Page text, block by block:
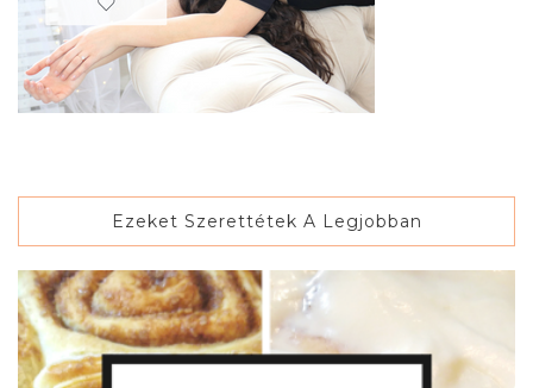
Ezeket Szerettétek A Legjobban